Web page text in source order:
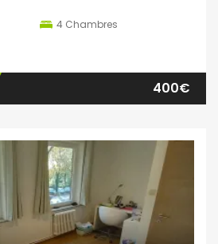
4 Chambres
400€